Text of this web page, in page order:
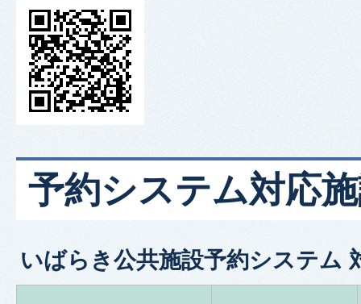
予約システム対応
いばらき公共施設予約システム